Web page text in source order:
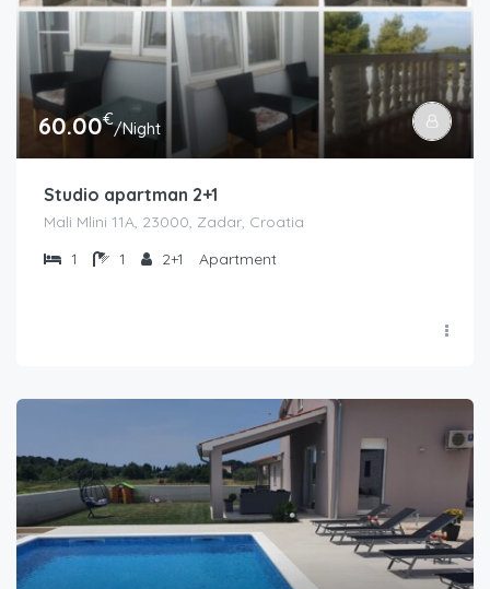
60.00€/Night
Studio apartman 2+1
Mali Mlini 11A, 23000, Zadar, Croatia
1
1 2+1 Apartment